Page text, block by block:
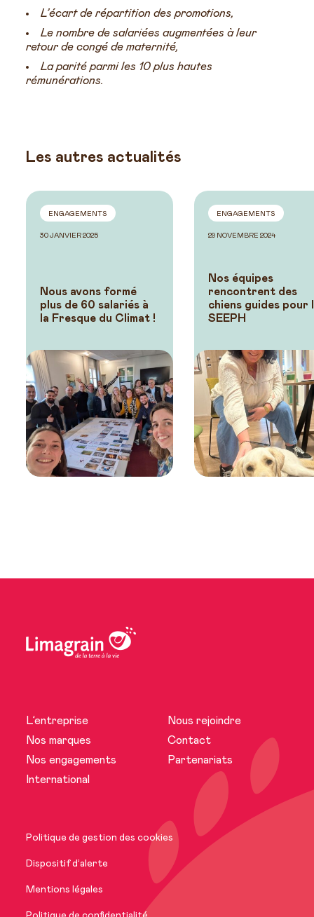
L’entreprise
Actualités
Nos marques
Nos engagements
L’écart de répartition des promotions,
Le nombre de salariées augmentées à leur
retour de congé de maternité,
La parité parmi les 10 plus hautes
rémunérations.
Les autres actualités
ENGAGEMENTS
30 JANVIER 2025
Nous avons formé
plus de 60 salariés à
la Fresque du Climat !
ENGAGEMENTS
29 NOVEMBRE 2024
Nos équipes
rencontrent des
chiens guides pour
SEEPH
L’entreprise
Nos marques
Nos engagements
International
Nous rejoindre
Contact
Partenariats
Politique de gestion des cookies
Dispositif d’alerte
Mentions légales